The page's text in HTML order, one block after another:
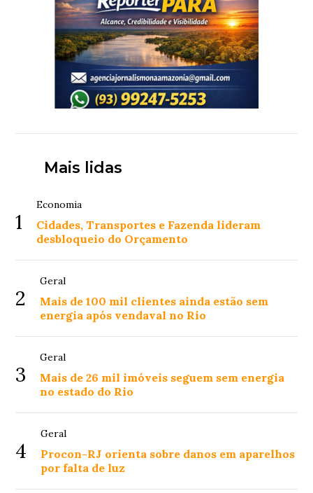
Mais lidas
1
Economia
Cidades, Transportes e Fazenda lideram
desbloqueio do Orçamento
2
Geral
Mais de 100 mil clientes ainda estão sem
energia após vendaval no Rio
3
Geral
Mais de 26 mil imóveis seguem sem energia
no estado do Rio
4
Geral
Procon-RJ orienta sobre danos em aparelhos
por falta de luz